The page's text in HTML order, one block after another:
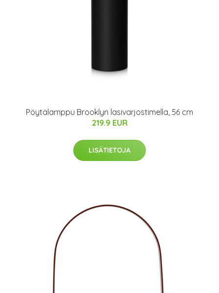
Pöytälamppu Brooklyn lasivarjostimella, 56 cm
219.9 EUR
LISÄTIETOJA